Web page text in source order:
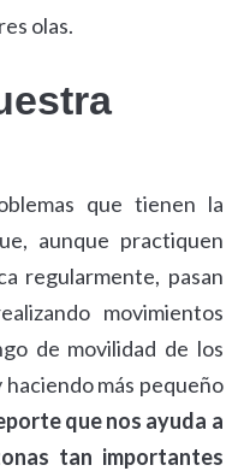
olas.
que tienen la
aunque practiquen
regularmente, pasan
movimientos
de movilidad de los
más pequeño
que nos ayuda a
tan importantes